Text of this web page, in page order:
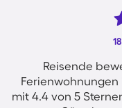
Reisende
mit 4.4 von 5